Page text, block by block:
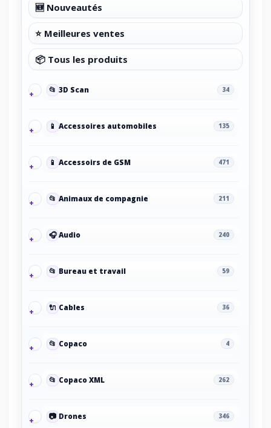
🆕 Nouveautés
⭐ Meilleures ventes
📦 Tous les produits
📂 3D Scan 34
📱 Accessoires automobiles 135
📱 Accessoirs de GSM 471
📂 Animaux de compagnie 211
🎧 Audio 240
📂 Bureau et travail 59
🔌 Cables 36
📂 Copaco 4
📂 Copaco XML 262
📷 Drones 346